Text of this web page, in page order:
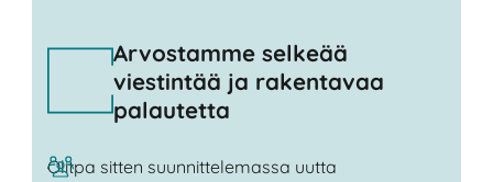
Arvostamme selkeää
viestintää ja rakentavaa
palautetta
Olitpa sitten suunnittelemassa uutta